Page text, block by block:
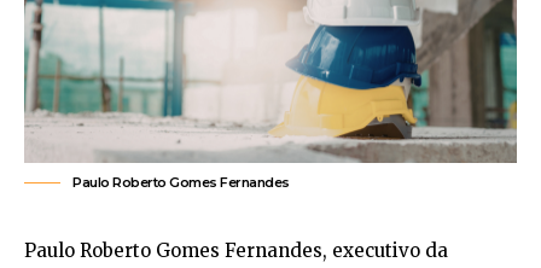
Paulo Roberto Gomes Fernandes
Paulo Roberto Gomes Fernandes, executivo da